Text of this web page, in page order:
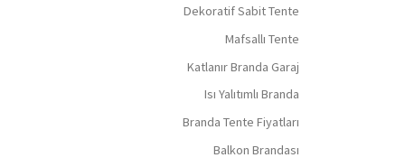
Dekoratif Sabit Tente
Mafsallı Tente
Katlanır Branda Garaj
Isı Yalıtımlı Branda
Branda Tente Fiyatları
Balkon Brandası